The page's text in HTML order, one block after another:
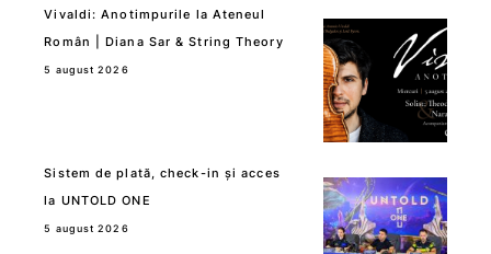
Vivaldi: Anotimpurile la Ateneul
Român | Diana Sar & String Theory
5 august 2026
Sistem de plată, check-in și acces
la UNTOLD ONE
5 august 2026